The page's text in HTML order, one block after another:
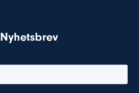
Nyhetsbrev